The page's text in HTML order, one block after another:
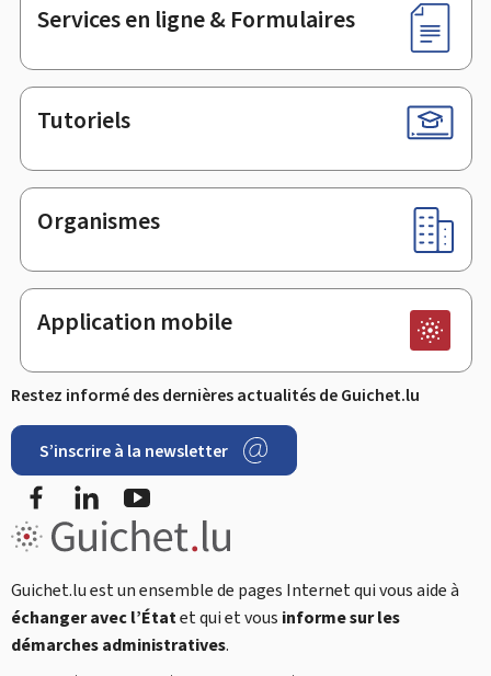
Services en ligne & Formulaires
Tutoriels
Organismes
Application mobile
Restez informé des dernières actualités de Guichet.lu
S’inscrire à la newsletter
FacebookLinkedIn
Guichet.lu est un ensemble de pages Internet qui vous aide à
échanger avec l’Étatet qui et vous informe sur les
démarches administratives.